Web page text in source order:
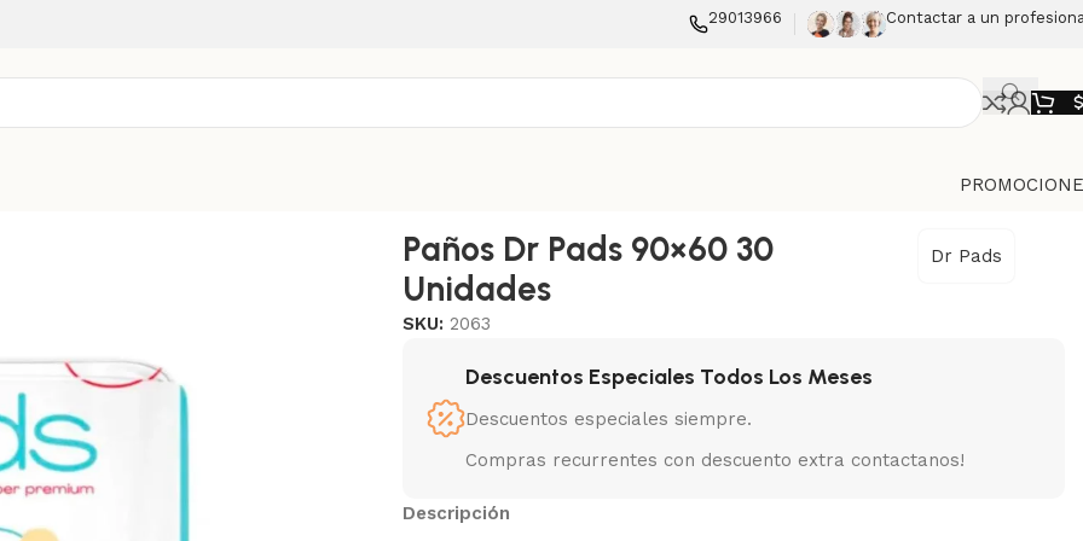
29013966 Contactar a un
$
Paños Dr Pads 90×60 30
Unidades
Dr Pads
SKU:2063
Descuentos Especiales Todos Los Meses
Descuentos especiales siempre.
Compras recurrentes con descuento extra contactanos!
Descripción